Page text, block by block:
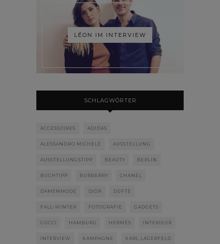
LÉON IM INTERVIEW
SCHLAGWÖRTER
ACCESSOIRES ADIDAS
ALESSANDRO MICHELE AUSSTELLUNG
AUSSTELLUNGSTIPP BEAUTY BERLIN
BUCHTIPP BURBERRY CHANEL
DAMENMODE DIOR DÜFTE
FALL-WINTER FOTOGRAFIE GADGETS
GUCCI HAMBURG HERMÈS INTERIEUR
INTERVIEW KAMPAGNE KARL LAGERFELD